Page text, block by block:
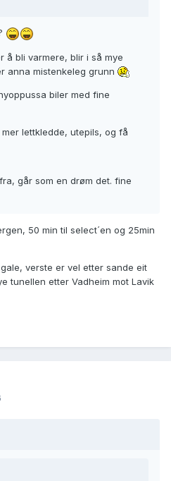
å bli varmere, blir i så mye
anna mistenkeleg grunn
biler med fine
lettkledde, utepils, og få
går som en drøm det. fine
50 min til select´en og 25min
verste er vel etter sande eit
tunellen etter Vadheim mot Lavik